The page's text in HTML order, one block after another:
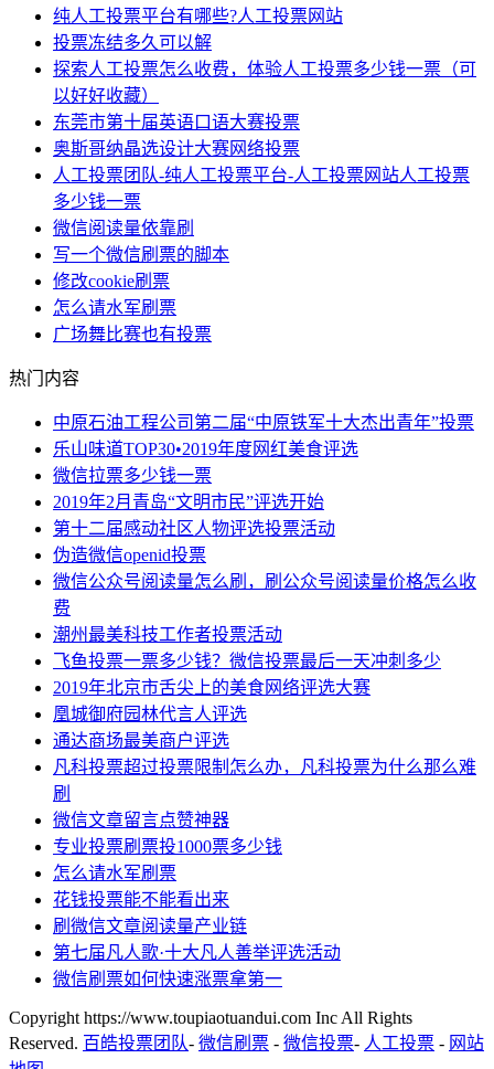
纯人工投票平台有哪些?人工投票网站
投票冻结多久可以解
探索人工投票怎么收费，体验人工投票多少钱一票（可
以好好收藏）
东莞市第十届英语口语大赛投票
奥斯哥纳晶选设计大赛网络投票
人工投票团队-纯人工投票平台-人工投票网站人工投票
多少钱一票
微信阅读量依靠刷
写一个微信刷票的脚本
修改cookie刷票
怎么请水军刷票
广场舞比赛也有投票
热门内容
中原石油工程公司第二届“中原铁军十大杰出青年”投票
乐山味道TOP30•2019年度网红美食评选
微信拉票多少钱一票
2019年2月青岛“文明市民”评选开始
第十二届感动社区人物评选投票活动
伪造微信openid投票
微信公众号阅读量怎么刷，刷公众号阅读量价格怎么收
费
潮州最美科技工作者投票活动
飞鱼投票一票多少钱？微信投票最后一天冲刺多少
2019年北京市舌尖上的美食网络评选大赛
凰城御府园林代言人评选
通达商场最美商户评选
凡科投票超过投票限制怎么办，凡科投票为什么那么难
刷
微信文章留言点赞神器
专业投票刷票投1000票多少钱
怎么请水军刷票
花钱投票能不能看出来
刷微信文章阅读量产业链
第七届凡人歌·十大凡人善举评选活动
微信刷票如何快速涨票拿第一
Copyright https://www.toupiaotuandui.com Inc All Rights
Reserved. 百皓投票团队- 微信刷票 - 微信投票- 人工投票 - 网站